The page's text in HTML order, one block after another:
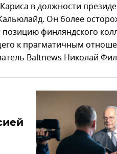
в должности
Он более
финляндского
к прагматичным
Baltnews Николай